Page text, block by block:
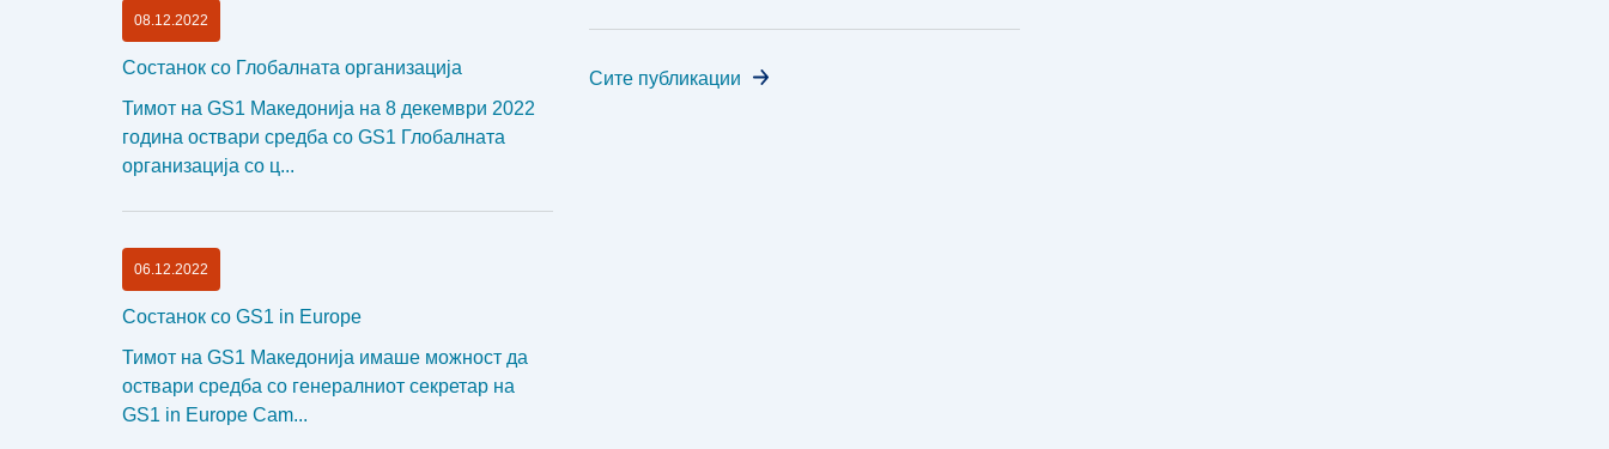
08.12.2022
Состанок со Глобалната организација
Тимот на GS1 Македонија на 8 декември 2022
година оствари средба со GS1 Глобалната
организација со ц...
06.12.2022
Состанок со GS1 in Europe
Тимот на GS1 Македонија имаше можност да
оствари средба со генералниот секретар на
GS1 in Europe Cam...
Сите публикации